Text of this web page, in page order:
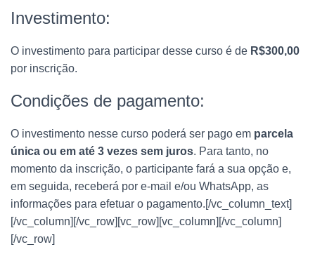
Investimento:
O investimento para participar desse curso é de R$300,00
por inscrição.
Condições de pagamento:
O investimento nesse curso poderá ser pago em parcela
única ou em até 3 vezes sem juros. Para tanto, no
momento da inscrição, o participante fará a sua opção e,
em seguida, receberá por e-mail e/ou WhatsApp, as
informações para efetuar o pagamento.[/vc_column_text]
[/vc_column][/vc_row][vc_row][vc_column][/vc_column]
[/vc_row]